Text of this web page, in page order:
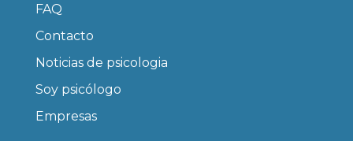
FAQ
Contacto
Noticias de psicologia
Soy psicólogo
Empresas